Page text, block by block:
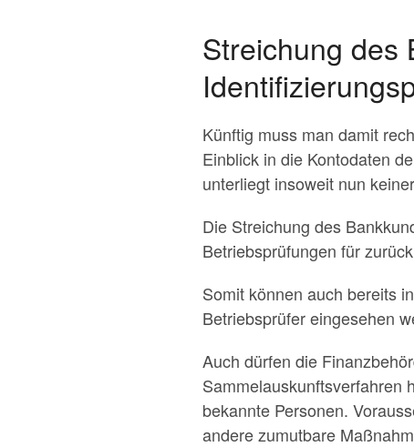
Streichung des
Künftig muss man damit
Einblick in die Kontodaten
unterliegt insoweit nun
Die Streichung des
Betriebsprüfungen für
Somit können auch bereits
Betriebsprüfer eingesehen
Auch dürfen die
Sammelauskunftsverfahren
bekannte Personen.
andere zumutbare